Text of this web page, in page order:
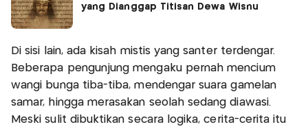
yang Dianggap Titisan Dewa Wisnu
Di sisi lain, ada kisah mistis yang santer terdengar.
Beberapa pengunjung mengaku pernah mencium
wangi bunga tiba-tiba, mendengar suara gamelan
samar, hingga merasakan seolah sedang diawasi.
Meski sulit dibuktikan secara logika, cerita-cerita itu